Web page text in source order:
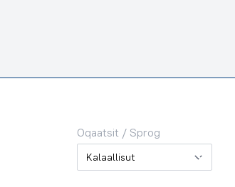
Oqaatsit / Sprog
Oqaatsit / Sprog